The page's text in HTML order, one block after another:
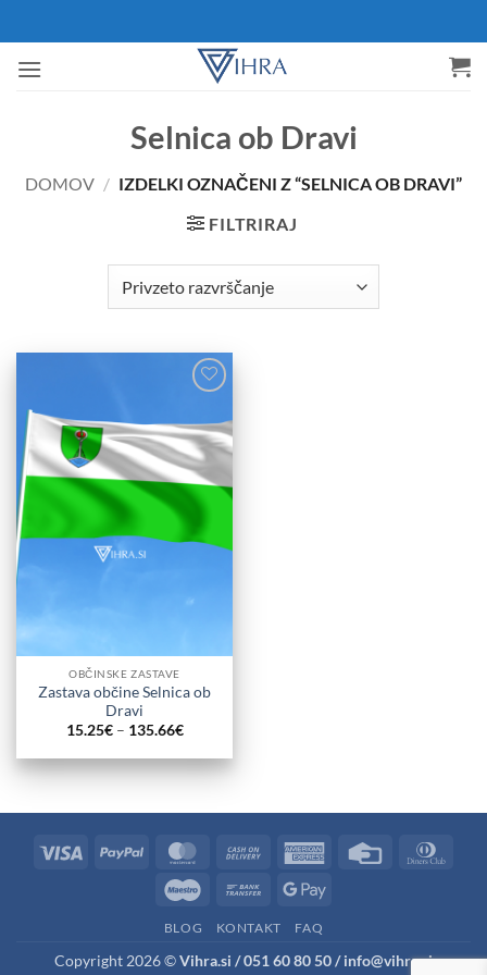
na
vsebino
Selnica ob Dravi
DOMOV / IZDELKI OZNAČENI Z “SELNICA OB DRAVI”
FILTRIRAJ
Wishlist
OBČINSKE ZASTAVE
Zastava občine Selnica ob
Dravi
15.25€ – 135.66€Cenovni
od
15.25€
Visa PayPal MasterCardCash
Delivery
American
Credit
Maestro
Bank
Google
BLOG KONTAKT FAQ
Copyright 2026 ©Vihra.si / 051 60 80 50 / info@vihra.si